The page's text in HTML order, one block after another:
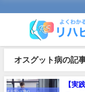
オスグット病の記
【実